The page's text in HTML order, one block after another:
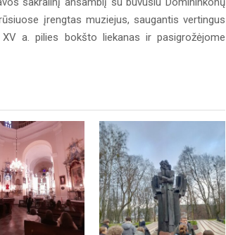
įrengtas muziejus, saugantis vertingus
a. pilies bokšto liekanas ir pasigrožėjome